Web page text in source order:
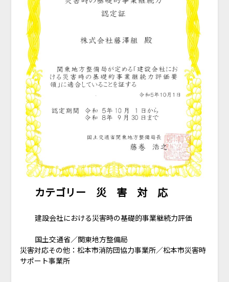
カテゴリー 災 害 対 応
建設会社における災害時の基礎的事業継続力評価
国土交通省／関東地方整備局
災害対応その他：松本市消防団協力事業所／松本市災害時
サポート事業所